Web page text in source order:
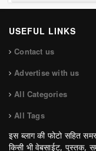
USEFUL LINKS
Contact us
Advertise with us
All Categories
All Tags
इस ब्लाग की फोटो सहित
किसी भी वेबसाईट, पुस्तक,